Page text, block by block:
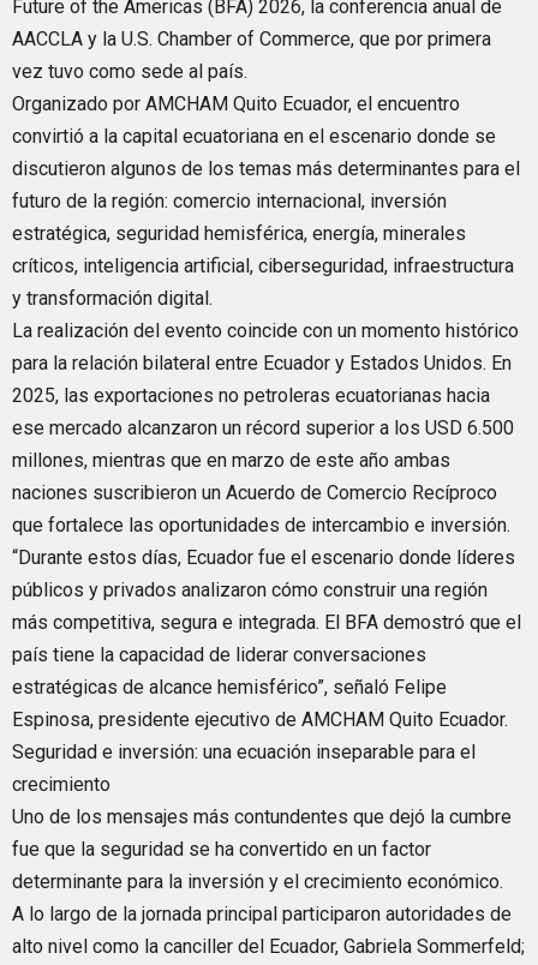
Future of the Americas (BFA) 2026, la conferencia anual de
AACCLA y la U.S. Chamber of Commerce, que por primera
vez tuvo como sede al país.
Organizado por AMCHAM Quito Ecuador, el encuentro
convirtió a la capital ecuatoriana en el escenario donde se
discutieron algunos de los temas más determinantes para el
futuro de la región: comercio internacional, inversión
estratégica, seguridad hemisférica, energía, minerales
críticos, inteligencia artificial, ciberseguridad, infraestructura
y transformación digital.
La realización del evento coincide con un momento histórico
para la relación bilateral entre Ecuador y Estados Unidos. En
2025, las exportaciones no petroleras ecuatorianas hacia
ese mercado alcanzaron un récord superior a los USD 6.500
millones, mientras que en marzo de este año ambas
naciones suscribieron un Acuerdo de Comercio Recíproco
que fortalece las oportunidades de intercambio e inversión.
“Durante estos días, Ecuador fue el escenario donde líderes
públicos y privados analizaron cómo construir una región
más competitiva, segura e integrada. El BFA demostró que el
país tiene la capacidad de liderar conversaciones
estratégicas de alcance hemisférico”, señaló Felipe
Espinosa, presidente ejecutivo de AMCHAM Quito Ecuador.
Seguridad e inversión: una ecuación inseparable para el
crecimiento
Uno de los mensajes más contundentes que dejó la cumbre
fue que la seguridad se ha convertido en un factor
determinante para la inversión y el crecimiento económico.
A lo largo de la jornada principal participaron autoridades de
alto nivel como la canciller del Ecuador, Gabriela Sommerfeld;